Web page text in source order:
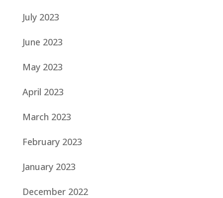
July 2023
June 2023
May 2023
April 2023
March 2023
February 2023
January 2023
December 2022